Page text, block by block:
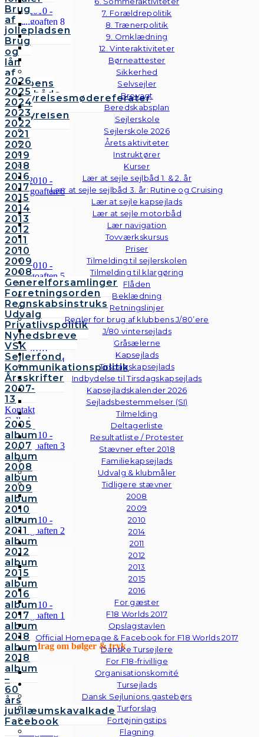
7. Forældrepolitik
8. Trænerpolitik
9. Omklædning
12. Vinteraktiviteter
Børneattester
Sikkerhed
Selvsejler
Brovagt
Beredskabsplan
Sejlerskole
Sejlerskole 2026
Årets aktiviteter
Instruktører
Kurser
Lær at sejle sejlbåd 1. & 2. år
Lær at sejle sejlbåd 3. år: Rutine og Cruising
Lær at sejle kapsejlads
Lær at sejle motorbåd
Lær navigation
Tovværkskursus
Priser
Tilmelding til sejlerskolen
Tilmelding til klargøring
Flåden
Beklædning
Retningslinjer
Regler for brug af klubbens J/80’ere
J/80 vintersejlads
Gråsælerne
Kapsejlads
Tirsdagskapsejlads
Indbydelse til Tirsdagskapsejlads
Kapsejladskalender 2026
Sejladsbestemmelser (SI)
Tilmelding
Deltagerliste
Resultatliste / Protester
Stævner efter 2018
Familiekapsejlads
Udvalg & klubmåler
Tidligere stævner
2008
2009
2010
2014
2011
2012
2013
2015
2016
For gæster
F18 Worlds 2017
Opslagstavlen
Official Homepage & Facebook for F18 Worlds 2017
Danske Tursejlere
For F18-frivillige
Organisationskomité
Tursejlads
Dansk Sejlunions gastebørs
Turforslag
Fortøjningstips
Flagning
Brug
af
jollepladsen
Brug
og
lån
af
klubbens
følgebåde
Vedtægter
Bestyrelsen
Bestyrelsesmødereferater
2026
2025
2024
2023
2022
2021
2020
2019
2018
2016
2017
2015
2014
2013
2012
2011
2010
2009
2008
Generelforsamlinger
Forretningsorden
Regnskabsinstruks
Udvalg
Privatlivspolitik
Nyhedsbreve
VSK
Sejlerfond
Kommunikationspolitik
Årsskrifter
2007-
13
Kontakt
Galleri
Andre
fotos
2005
album
2007
album
2008
album
2009
album
2010
album
2011
album
2012
album
2015
album
2016
album
2017
album
2018
album
2018
album
–
60
års
jubilæumskavalkade
Facebook
Foredrag om bølger & tryk